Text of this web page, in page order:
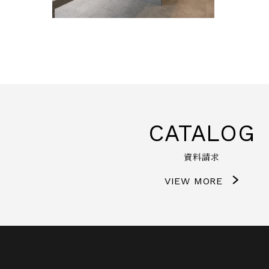
CATALOG
資料請求
VIEW MORE